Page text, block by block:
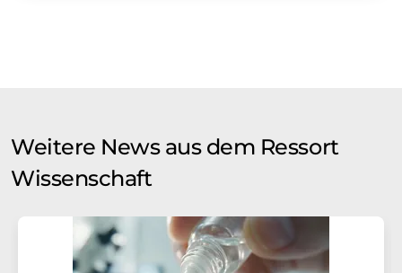
Weitere News aus dem Ressort
Wissenschaft